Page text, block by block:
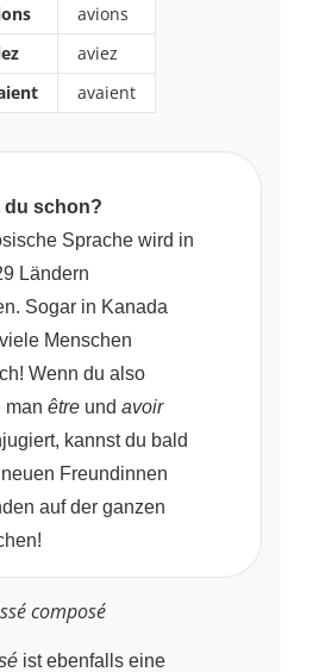
avions
aviez
avaient
du schon?
Sprache wird in
Ländern
Sogar in Kanada
Menschen
Wenn du also
man être und avoir
kannst du bald
Freundinnen
auf der ganzen
composé
ist ebenfalls eine